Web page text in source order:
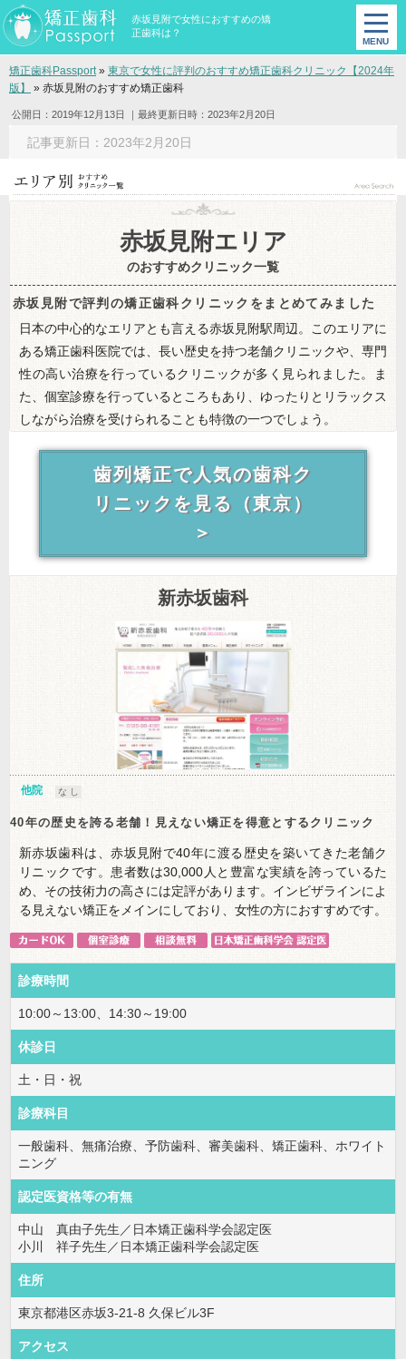
赤坂見附で女性におすすめの矯
正歯科は？
矯正歯科Passport» 東京で女性に評判のおすすめ矯正歯科クリニック【2024年
版】
» 赤坂見附のおすすめ矯正歯科
公開日：2019年12月13日 ｜最終更新日時：2023年2月20日
記事更新日：2023年2月20日
赤坂見附エリア
のおすすめクリニック一覧
赤坂見附で評判の矯正歯科クリニックをまとめてみました
日本の中心的なエリアとも言える赤坂見附駅周辺。このエリアに
ある矯正歯科医院では、長い歴史を持つ老舗クリニックや、専門
性の高い治療を行っているクリニックが多く見られました。ま
た、個室診療を行っているところもあり、ゆったりとリラックス
しながら治療を受けられることも特徴の一つでしょう。
歯列矯正で人気の歯科ク
リニックを見る（東京）
＞
新赤坂歯科
他院 な し
40年の歴史を誇る老舗！見えない矯正を得意とするクリニック
新赤坂歯科は、赤坂見附で40年に渡る歴史を築いてきた老舗ク
リニックです。患者数は30,000人と豊富な実績を誇っているた
め、その技術力の高さには定評があります。インビザラインによ
る見えない矯正をメインにしており、女性の方におすすめです。
診療時間
10:00～13:00、14:30～19:00
休診日
土・日・祝
診療科目
一般歯科、無痛治療、予防歯科、審美歯科、矯正歯科、ホワイト
ニング
認定医資格等の有無
中山 真由子先生／日本矯正歯科学会認定医
小川 祥子先生／日本矯正歯科学会認定医
住所
東京都港区赤坂3-21-8 久保ビル3F
アクセス